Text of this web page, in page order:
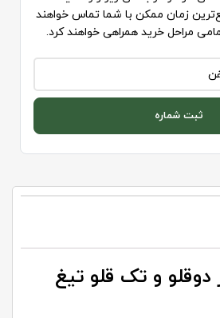
زمان ممکن با شما تماس خواهند
مراحل خرید همراهی خواهند کرد.
ثبت شماره
دوقلو و تک قلو تیغ